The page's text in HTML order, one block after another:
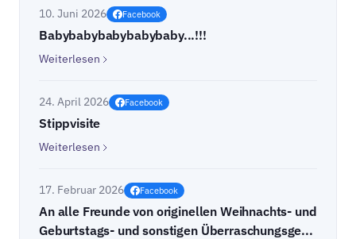
10. Juni 2026 Facebook
Babybabybabybabybaby...!!!
Weiterlesen
24. April 2026 Facebook
Stippvisite
Weiterlesen
17. Februar 2026 Facebook
An alle Freunde von originellen Weihnachts- und
Geburtstags- und sonstigen Überraschungsge...